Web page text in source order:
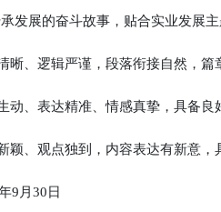
发展的奋斗故事，贴合实业发展
、逻辑严谨，段落衔接自然，篇
、表达精准、情感真挚，具备良
、观点独到，内容表达有新意，
9月30日